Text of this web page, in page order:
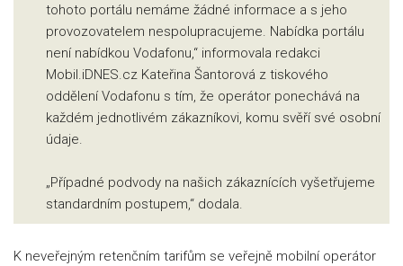
tohoto portálu nemáme žádné informace a s jeho
provozovatelem nespolupracujeme. Nabídka portálu
není nabídkou Vodafonu,“ informovala redakci
Mobil.iDNES.cz Kateřina Šantorová z tiskového
oddělení Vodafonu s tím, že operátor ponechává na
každém jednotlivém zákazníkovi, komu svěří své osobní
údaje.
„Případné podvody na našich zákaznících vyšetřujeme
standardním postupem,“ dodala.
K neveřejným retenčním tarifům se veřejně mobilní operátor